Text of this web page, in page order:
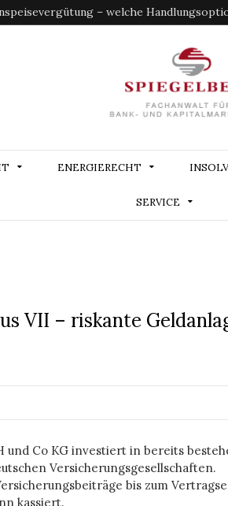
– welche
ENERGIERECHT
SERVICE
VII – riskante
und Co KG investiert in bereits
Versicherungsgesellschaften.
bis zum
kassiert.